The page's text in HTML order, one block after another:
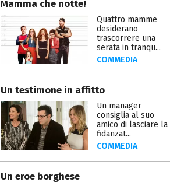
Mamma che notte!
Quattro mamme
desiderano
trascorrere una
serata in tranqu...
COMMEDIA
Un testimone in affitto
Un manager
consiglia al suo
amico di lasciare la
fidanzat...
COMMEDIA
Un eroe borghese